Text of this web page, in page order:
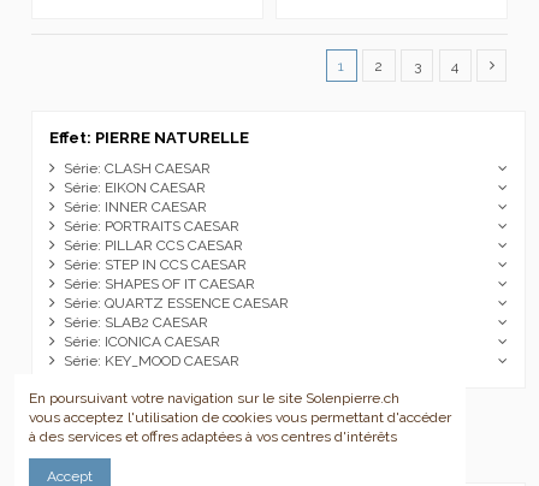
1 2 3 4
Effet: PIERRE NATURELLE
Série: CLASH CAESAR
Série: EIKON CAESAR
Série: INNER CAESAR
Série: PORTRAITS CAESAR
Série: PILLAR CCS CAESAR
Série: STEP IN CCS CAESAR
Série: SHAPES OF IT CAESAR
Série: QUARTZ ESSENCE CAESAR
Série: SLAB2 CAESAR
Série: ICONICA CAESAR
Série: KEY_MOOD CAESAR
Effacer tout ok
En poursuivant votre navigation sur le site Solenpierre.ch
vous acceptez l'utilisation de cookies vous permettant d'accéder
à des services et offres adaptées à vos centres d'intérêts
Accept